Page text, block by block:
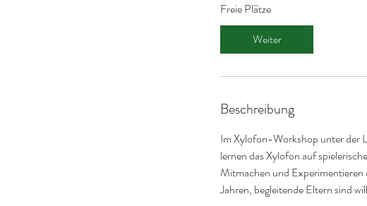
a
.
M
ä
r
Freie Plätze
Weiter
Beschreibung
Im Xylofon-Workshop unter der
lernen das Xylofon auf
Mitmachen und Experimentieren
Jahren, begleitende Eltern sind